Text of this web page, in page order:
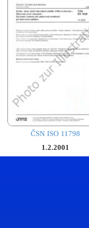
ČSN ISO 11798
1.2.2001